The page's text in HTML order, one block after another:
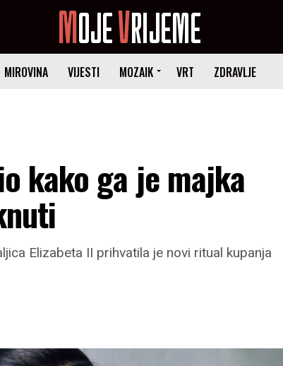
MIROVINA VIJESTI MOZAIK VRT ZDRAVLJE
kako ga je majka
Elizabeta II prihvatila je novi ritual kupanja